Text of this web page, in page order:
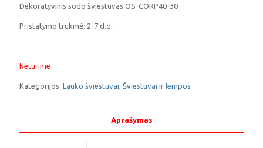
Dekoratyvinis sodo šviestuvas OS-CORP40-30
Pristatymo trukmė: 2-7 d.d.
Neturime
Kategorijos: Lauko šviestuvai Šviestuvai ir lempos
Aprašymas